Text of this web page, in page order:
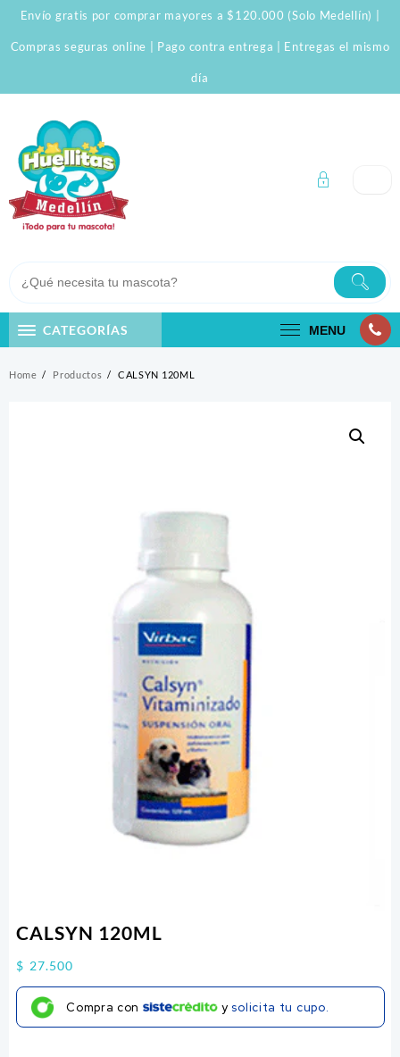
Skip
content
Envío gratis por comprar mayores a $120.000 (Solo Medellín) |
Compras seguras online | Pago contra entrega | Entregas el mismo
día
CATEGORÍAS MENU
Home Productos CALSYN 120ML
CALSYN 120ML
$ 27.500
Compra con y solicita tu cupo.